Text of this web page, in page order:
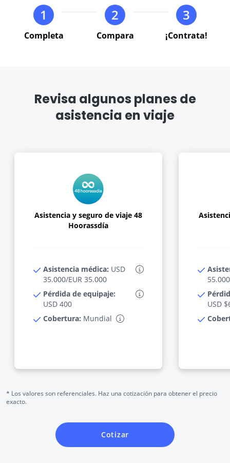
VER BLOG
keyboard
shortcuts
for
keyboard
for
1
Completa
2
Compara
3
¡Contrata!
Revisa algunos planes de
asistencia en viaje
Asistencia y seguro de viaje 48
Hoorassdía
Asistencia médica: USD
35.000/EUR 35.000
Pérdida de equipaje:
USD 400
Cobertura: Mundial
55.000
USD
* Los valores son referenciales. Haz una cotización para obtener el precio
exacto.
Cotizar